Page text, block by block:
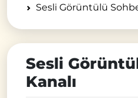
Sesli Görüntülü
Sesli
Kanalı